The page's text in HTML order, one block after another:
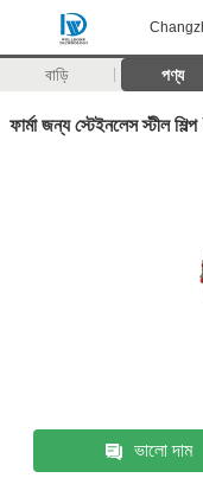
বাড়ি পণ্য
ফার্মা জন্য স্টেইনলেস স্টীল
ভালো দাম